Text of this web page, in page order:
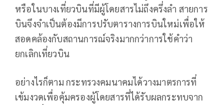
หรือในบางเที่ยวบินที่มีผู้โดยสารไม่ถึงครึ่งลำ สายการ
บินจึงจำเป็นต้องมีการปรับตารางการบินใหม่เพื่อให้
สอดคล้องกับสถานการณ์จริงมากกว่าการใช้คำว่า
ยกเลิกเที่ยวบิน
อย่างไรก็ตาม กระทรวงคมนาคมได้วางมาตรการที่
เข้มงวดเพื่อคุ้มครองผู้โดยสารที่ได้รับผลกระทบจาก